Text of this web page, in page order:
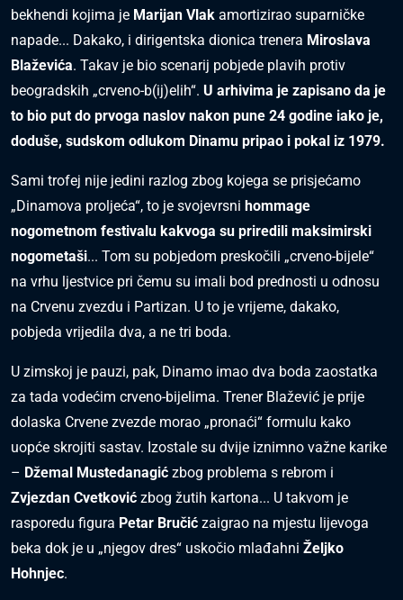
bekhendi kojima je Marijan Vlak amortizirao suparničke
napade... Dakako, i dirigentska dionica trenera Miroslava
Blaževića. Takav je bio scenarij pobjede plavih protiv
beogradskih „crveno-b(ij)elih“. U arhivima je zapisano da je
to bio put do prvoga naslov nakon pune 24 godine iako je,
doduše, sudskom odlukom Dinamu pripao i pokal iz 1979.
Sami trofej nije jedini razlog zbog kojega se prisjećamo
„Dinamova proljeća“, to je svojevrsni hommage
nogometnom festivalu kakvoga su priredili maksimirski
nogometaši... Tom su pobjedom preskočili „crveno-bijele“
na vrhu ljestvice pri čemu su imali bod prednosti u odnosu
na Crvenu zvezdu i Partizan. U to je vrijeme, dakako,
pobjeda vrijedila dva, a ne tri boda.
U zimskoj je pauzi, pak, Dinamo imao dva boda zaostatka
za tada vodećim crveno-bijelima. Trener Blažević je prije
dolaska Crvene zvezde morao „pronaći“ formulu kako
uopće skrojiti sastav. Izostale su dvije iznimno važne karike
– Džemal Mustedanagić zbog problema s rebrom i
Zvjezdan Cvetković zbog žutih kartona... U takvom je
rasporedu figura Petar Bručić zaigrao na mjestu lijevoga
beka dok je u „njegov dres“ uskočio mlađahni Željko
Hohnjec.